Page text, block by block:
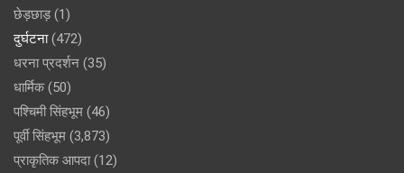
छेड़छाड़(1)
दुर्घटना(472)
धरना प्रदर्शन (35)
धार्मिक(50)
पश्चिमी सिंहभूम (46)
पूर्वी सिंहभूम (3,873)
प्राकृतिक आपदा(12)